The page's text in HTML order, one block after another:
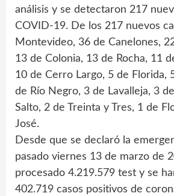
análisis y se detectaron 217
COVID-19. De los 217 nuevos
Montevideo, 36 de Canelones,
13 de Colonia, 13 de Rocha, 11
10 de Cerro Largo, 5 de Florida,
de Río Negro, 3 de Lavalleja, 3
Salto, 2 de Treinta y Tres, 1 de
José.
Desde que se declaró la
pasado viernes 13 de marzo de
procesado 4.219.579 test y se
402.719 casos positivos de